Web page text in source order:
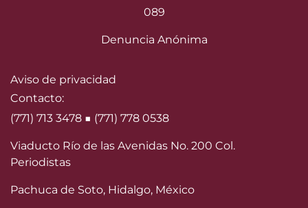
089
Denuncia Anónima
Aviso de privacidad
Contacto:
(771) 713 3478 ■ (771) 778 0538
Viaducto Río de las Avenidas No. 200 Col.
Periodistas
Pachuca de Soto, Hidalgo, México